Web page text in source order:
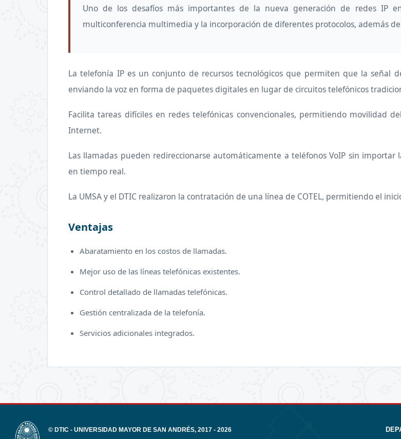
Uno de los desafíos más importantes de la nueva generación de redes IP
multiconferencia multimedia y la incorporación de diferentes protocolos, además
La telefonía IP es un conjunto de recursos tecnológicos que permiten que la señal
enviando la voz en forma de paquetes digitales en lugar de circuitos telefónicos
Facilita tareas difíciles en redes telefónicas convencionales, permitiendo movilidad
Internet.
Las llamadas pueden redireccionarse automáticamente a teléfonos VoIP sin
en tiempo real.
La UMSA y el DTIC realizaron la contratación de una línea de COTEL, permitiendo el
Ventajas
Abaratamiento en los costos de llamadas.
Mejor uso de las líneas telefónicas existentes.
Control detallado de llamadas telefónicas.
Gestión centralizada de la telefonía.
Servicios adicionales integrados.
© DTIC - UNIVERSIDAD MAYOR DE SAN ANDRÉS, 2017 - 2026